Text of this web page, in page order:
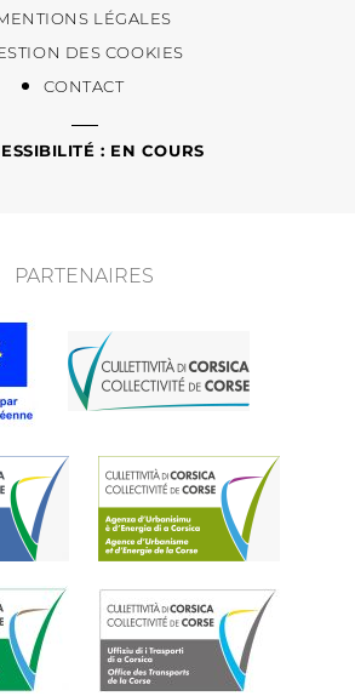
LÉGALES
DES COOKIES
CONTACT
: EN COURS
PARTENAIRES